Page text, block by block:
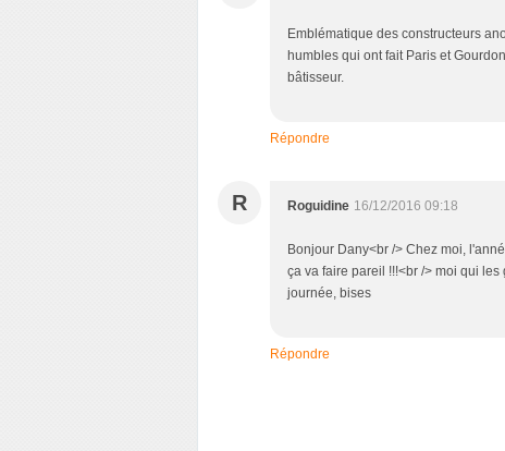
Emblématique des constructeurs
humbles qui ont fait Paris et
bâtisseur.
Répondre
R Roguidine 16/12/2016 09:18
Bonjour Dany<br /> Chez moi,
ça va faire pareil !!!<br /> moi qui
journée, bises
Répondre